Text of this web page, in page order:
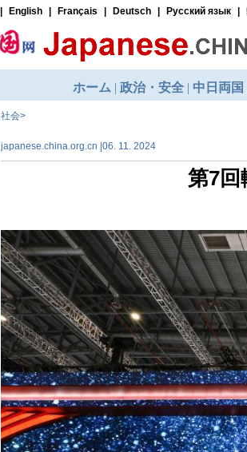
社会>
japanese.china.org.cn |06. 11. 2024
第7